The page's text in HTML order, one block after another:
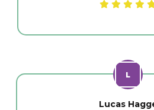
Lucas